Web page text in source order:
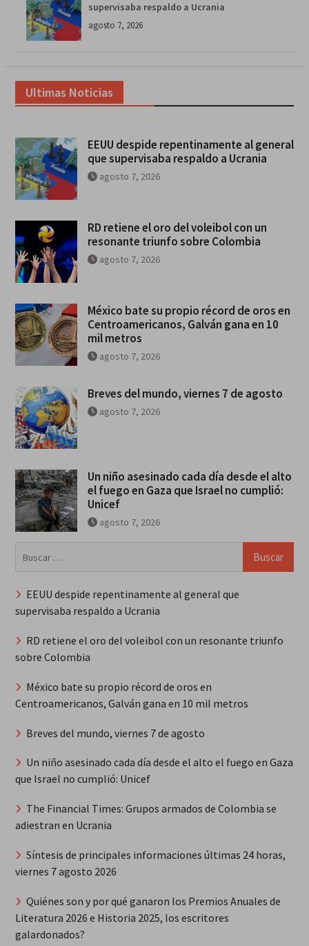
supervisaba respaldo a Ucrania
agosto 7, 2026
Ultimas Noticias
EEUU despide repentinamente al general
que supervisaba respaldo a Ucrania
agosto 7, 2026
RD retiene el oro del voleibol con un
resonante triunfo sobre Colombia
agosto 7, 2026
México bate su propio récord de oros en
Centroamericanos, Galván gana en 10
mil metros
agosto 7, 2026
Breves del mundo, viernes 7 de agosto
agosto 7, 2026
Un niño asesinado cada día desde el alto
el fuego en Gaza que Israel no cumplió:
Unicef
agosto 7, 2026
EEUU despide repentinamente al general que
supervisaba respaldo a Ucrania
RD retiene el oro del voleibol con un resonante triunfo
sobre Colombia
México bate su propio récord de oros en
Centroamericanos, Galván gana en 10 mil metros
Breves del mundo, viernes 7 de agosto
Un niño asesinado cada día desde el alto el fuego en Gaza
que Israel no cumplió: Unicef
The Financial Times: Grupos armados de Colombia se
adiestran en Ucrania
Síntesis de principales informaciones últimas 24 horas,
viernes 7 agosto 2026
Quiénes son y por qué ganaron los Premios Anuales de
Literatura 2026 e Historia 2025, los escritores
galardonados?